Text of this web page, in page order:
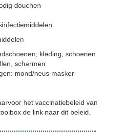
douchen
kleding, schoenen
schermen
mond/neus masker
het vaccinatiebeleid van
de link naar dit beleid.